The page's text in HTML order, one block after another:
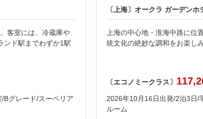
客室には、冷蔵庫や
ンド駅までわずか1駅
Bグレード/スーペリア
〔上海〕オークラ ガーデンホ
上海の中心地・淮海中路に位
統文化の絶妙な調和をお楽し
〔エコノミークラス〕
2026年10月16日出発/2泊3日/
ルーム